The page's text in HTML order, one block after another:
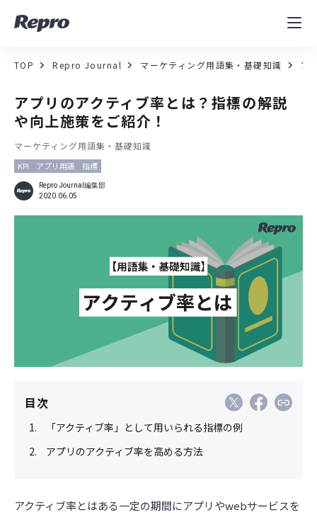
MAツール
コンサルティング
導入事例
セミナー／イベント
資料ダウンロード 料金・お問合せ
TOP Repro Journal マーケティング用語集・基礎知識 ア
アプリのアクティブ率とは？指標の解説
や向上施策をご紹介！
マーケティング用語集・基礎知識
KPI アプリ用語 指標
Repro Journal編集部
2020.06.05
目次
「アクティブ率」として用いられる指標の例
アプリのアクティブ率を高める方法
アクティブ率とはある一定の期間にアプリやwebサービスを